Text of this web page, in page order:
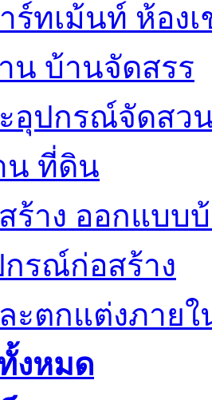
ร์ทเม้นท์ ห้องเ
น บ้านจัดสรร
อุปกรณ์จัดสว
น ที่ดิน
ร้าง ออกแบบ
รณ์ก่อสร้าง
ะตกแต่งภายใ
งหมด